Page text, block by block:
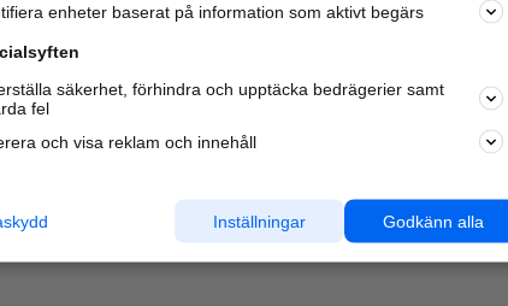
enheter baserat på information som aktivt begärs
säkerhet, förhindra och upptäcka bedrägerier samt
fel
och visa reklam och innehåll
Godkänn alla
Inställningar